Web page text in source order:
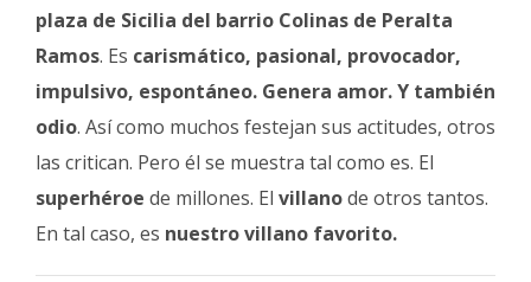
plaza de Sicilia del barrio Colinas de Peralta
Ramos. Es carismático, pasional, provocador,
impulsivo, espontáneo. Genera amor. Y también
odio. Así como muchos festejan sus actitudes, otros
las critican. Pero él se muestra tal como es. El
superhéroe de millones. El villanode otros tantos.
En tal caso, es nuestro villano favorito.